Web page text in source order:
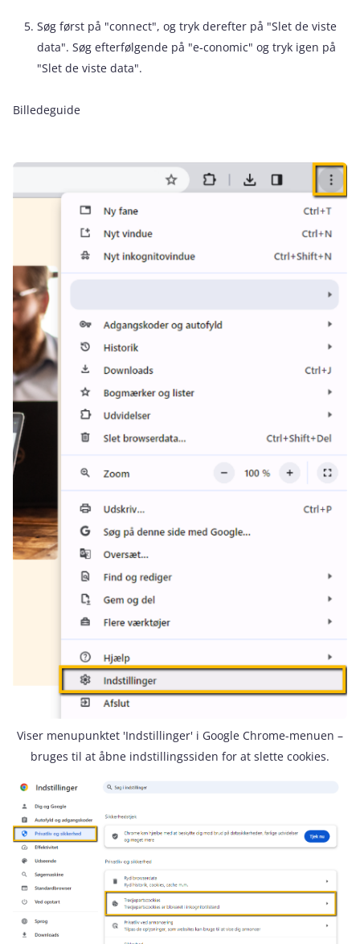
Søg først på "connect", og tryk derefter på "Slet de viste
data". Søg efterfølgende på "e‑conomic" og tryk igen på
"Slet de viste data".
Billedeguide
Viser menupunktet 'Indstillinger' i Google Chrome-menuen –
bruges til at åbne indstillingssiden for at slette cookies.